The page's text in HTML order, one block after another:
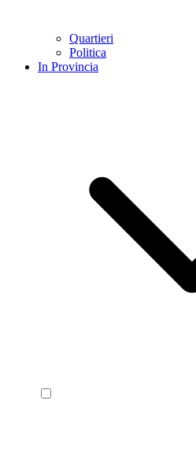
Quartieri
Politica
In Provincia